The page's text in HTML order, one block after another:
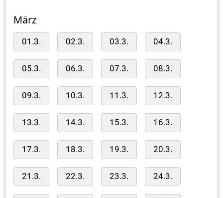
März
01.3. 02.3. 03.3. 04.3.
05.3. 06.3. 07.3. 08.3.
09.3. 10.3. 11.3. 12.3.
13.3. 14.3. 15.3. 16.3.
17.3. 18.3. 19.3. 20.3.
21.3. 22.3. 23.3. 24.3.